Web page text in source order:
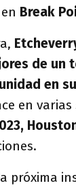
Break
de un
en
en
próxima